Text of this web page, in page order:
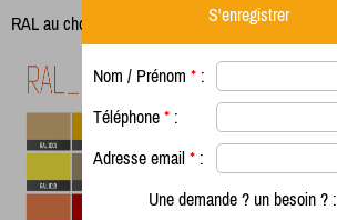
RAL au choix
S'enregistrer
Nom / Prénom * :
Téléphone * :
Adresse email * :
Une demande ? un besoin ? :